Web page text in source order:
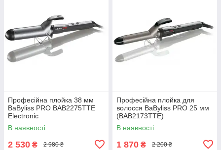
Професійна плойка 38 мм
BaByliss PRO BAB2275TTE
Electronic
В наявності
2 530 ₴ 2 980 ₴
Професійна плойка для
волосся BaByliss PRO 25 мм
(BAB2173TTE)
В наявності
1 870 ₴ 2 200 ₴